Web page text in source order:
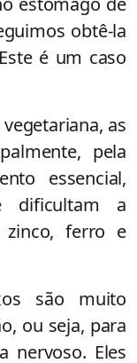
obtê-la
é um caso
as
pela
essencial,
dificultam a
zinco, ferro e
são muito
ou seja, para
nervoso. Eles